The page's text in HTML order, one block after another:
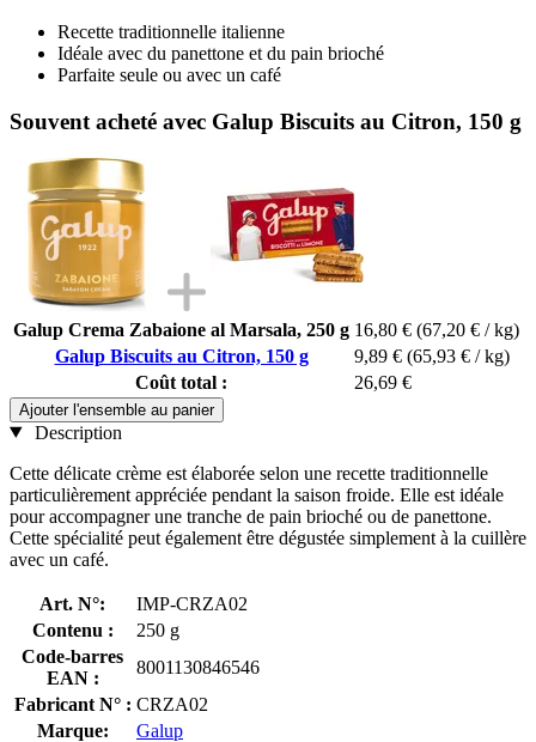
Recette traditionnelle italienne
Idéale avec du panettone et du pain brioché
Parfaite seule ou avec un café
Souvent acheté avec Galup Biscuits au Citron, 150 g
Galup Crema Zabaione al Marsala, 250 g 16,80 € (67,20 € / kg)
Galup Biscuits au Citron, 150 g
9,89 € (65,93 € / kg)
Coût total :
26,69 €
Ajouter l'ensemble au panier
Description
Cette délicate crème est élaborée selon une recette traditionnelle
particulièrement appréciée pendant la saison froide. Elle est idéale
pour accompagner une tranche de pain brioché ou de panettone.
Cette spécialité peut également être dégustée simplement à la cuillère
avec un café.
Art. N°:
IMP-CRZA02
Contenu :
250 g
Code-barres
EAN :
8001130846546
Fabricant N° : CRZA02
Marque:
Galup